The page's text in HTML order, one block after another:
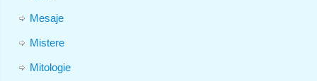
Mesaje
Mistere
Mitologie